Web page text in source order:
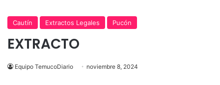
Cautín Extractos Legales Pucón
EXTRACTO
Equipo TemucoDiario noviembre 8, 2024